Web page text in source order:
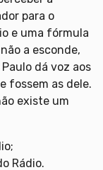
para o
e uma fórmula
a esconde,
dá voz aos
fossem as dele.
existe um
Rádio.